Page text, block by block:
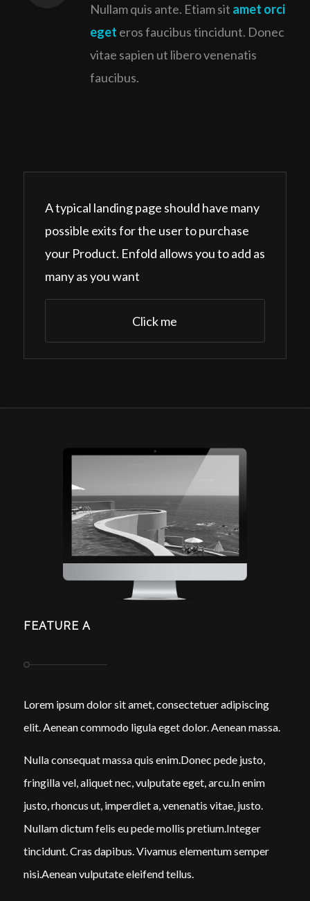
Nullam quis ante. Etiam sit amet orci
eget eros faucibus tincidunt. Donec
vitae sapien ut libero venenatis
faucibus.
A typical landing page should have many
possible exits for the user to purchase
your Product. Enfold allows you to add as
many as you want
Click me
FEATURE A
Lorem ipsum dolor sit amet, consectetuer adipiscing
elit. Aenean commodo ligula eget dolor. Aenean massa.
Nulla consequat massa quis enim.Donec pede justo,
fringilla vel, aliquet nec, vulputate eget, arcu.In enim
justo, rhoncus ut, imperdiet a, venenatis vitae, justo.
Nullam dictum felis eu pede mollis pretium.Integer
tincidunt. Cras dapibus. Vivamus elementum semper
nisi.Aenean vulputate eleifend tellus.